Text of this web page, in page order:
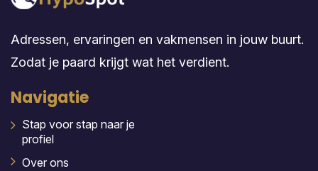
Adressen, ervaringen en vakmensen in jouw buurt.
Zodat je paard krijgt wat het verdient.
Navigatie
Stap voor stap naar je
profiel
Over ons